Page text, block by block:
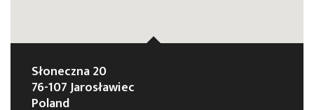
Słoneczna 20
76-107 Jarosławiec
Poland